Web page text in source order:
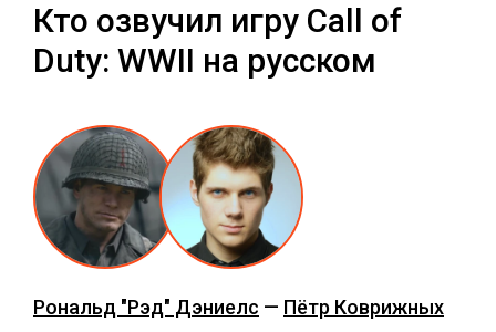
Кто озвучил игру Call of
Duty: WWII на русском
Рональд "Рэд" Дэниелс — Пётр Коврижных